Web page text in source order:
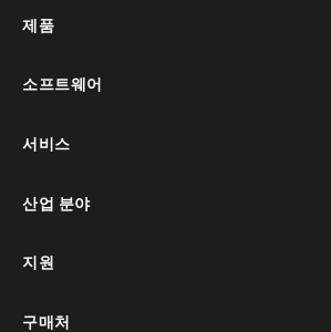
제품
소프트웨어
서비스
산업 분야
지원
구매처